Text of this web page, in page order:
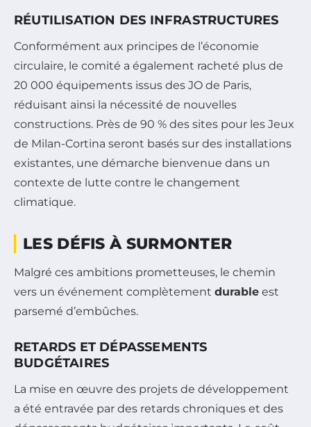
RÉUTILISATION DES INFRASTRUCTURES
Conformément aux principes de l’économie
circulaire, le comité a également racheté plus de
20 000 équipements issus des JO de Paris,
réduisant ainsi la nécessité de nouvelles
constructions. Près de 90 % des sites pour les Jeux
de Milan-Cortina seront basés sur des installations
existantes, une démarche bienvenue dans un
contexte de lutte contre le changement
climatique.
LES DÉFIS À SURMONTER
Malgré ces ambitions prometteuses, le chemin
vers un événement complètement durable est
parsemé d’embûches.
RETARDS ET DÉPASSEMENTS
BUDGÉTAIRES
La mise en œuvre des projets de développement
a été entravée par des retards chroniques et des